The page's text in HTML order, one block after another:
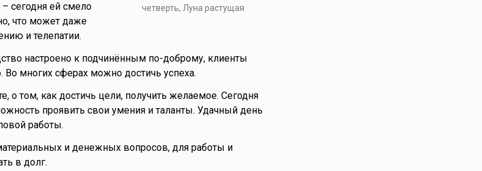
четверть, Луна растущая
– сегодня ей смело
что может даже
и телепатии.
настроено к подчинённым по-доброму, клиенты
многих сферах можно достичь успеха.
о том, как достичь цели, получить желаемое. Сегодня
проявить свои умения и таланты. Удачный день
работы.
и денежных вопросов, для работы и
в долг.